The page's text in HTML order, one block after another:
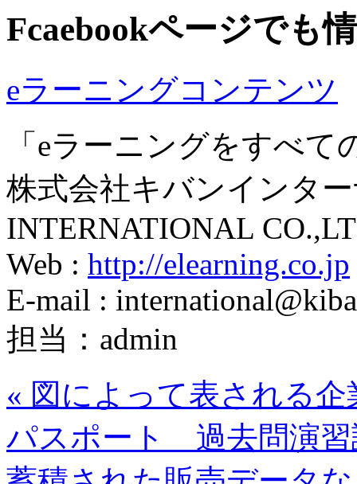
Fcaebookページでも
eラーニングコンテンツ
「eラーニングをすべて
株式会社キバンインタ
INTERNATIONAL
Web : http://elearning.co.jp
E-mail :
担当：admin
« 図によって表される
パスポート 過去問演習